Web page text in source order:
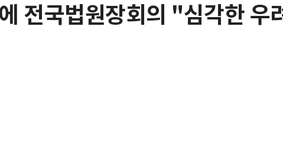
전국법원장회의 "심각한 우